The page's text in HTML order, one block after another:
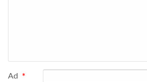
Ad *